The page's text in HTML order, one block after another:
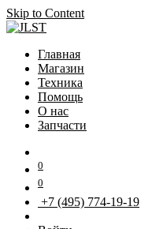
Skip to Content
Главная
Магазин
Техника
Помощь
О нас
Запчасти
0
0
+7 (495) 774-19-19